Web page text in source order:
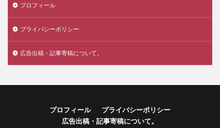
プロフィール
プライバシーポリシー
広告出稿・記事寄稿について。
プロフィール
プライバシーポリシー
広告出稿・記事寄稿について。